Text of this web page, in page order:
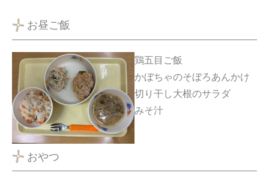
お昼ご飯
鶏五目ご飯
かぼちゃのそぼろあんかけ
切り干し大根のサラダ
みそ汁
おやつ